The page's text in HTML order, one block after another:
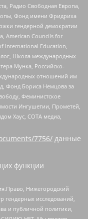
Радио Свободная Европа,
Фонд имени Фридриха
гендерной демократии
American Councils for
International Education,
Школа международных
Мунка, Российско-
отношений им
Фонд Бориса Немцова за
Феминистское
Ингушетии, Прометей,
Хаус, СОТА медиа,
7756/ данные
функции
Нижегородский
гендерных исследований,
и публичной политики,